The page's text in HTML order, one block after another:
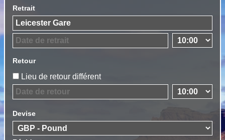
Retrait
Retour
Lieu de retour différent
Devise